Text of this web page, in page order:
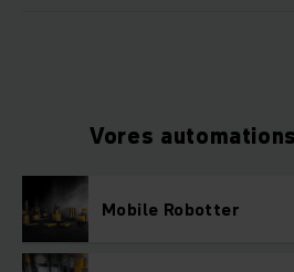
Vores
Mobile Robotter